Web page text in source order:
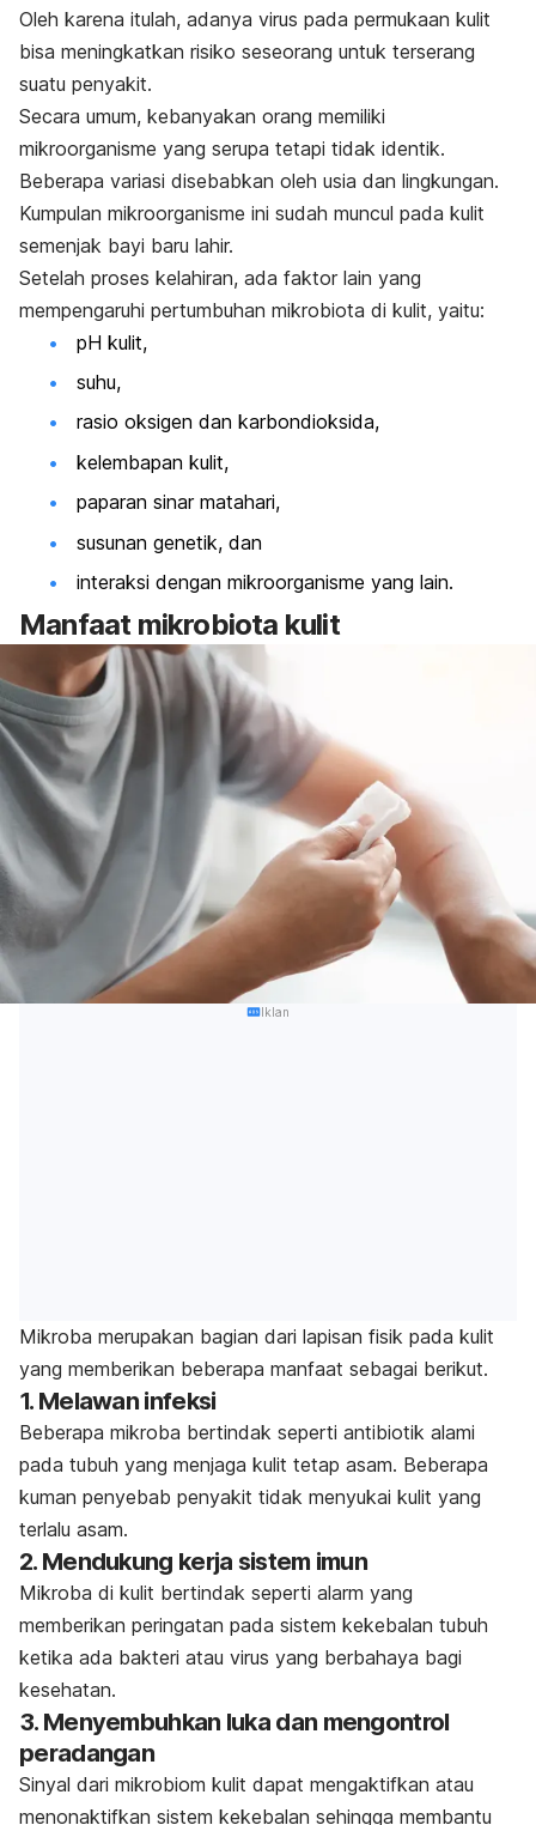
Oleh karena itulah, adanya virus pada permukaan kulit
bisa meningkatkan risiko seseorang untuk terserang
suatu penyakit.
Secara umum, kebanyakan orang memiliki
mikroorganisme yang serupa tetapi tidak identik.
Beberapa variasi disebabkan oleh usia dan lingkungan.
Kumpulan mikroorganisme ini sudah muncul pada kulit
semenjak bayi baru lahir.
Setelah proses kelahiran, ada faktor lain yang
mempengaruhi pertumbuhan mikrobiota di kulit, yaitu:
pH kulit,
suhu,
rasio oksigen dan karbondioksida,
kelembapan kulit,
paparan sinar matahari,
susunan genetik, dan
interaksi dengan mikroorganisme yang lain.
Manfaat mikrobiota kulit
Iklan
Mikroba merupakan bagian dari lapisan fisik pada kulit
yang memberikan beberapa manfaat sebagai berikut.
1. Melawan infeksi
Beberapa mikroba bertindak seperti antibiotik alami
pada tubuh yang menjaga kulit tetap asam. Beberapa
kuman penyebab penyakit tidak menyukai kulit yang
terlalu asam.
2. Mendukung kerja sistem imun
Mikroba di kulit bertindak seperti alarm yang
memberikan peringatan pada sistem kekebalan tubuh
ketika ada bakteri atau virus yang berbahaya bagi
kesehatan.
3. Menyembuhkan luka dan mengontrol
peradangan
Sinyal dari mikrobiom kulit dapat mengaktifkan atau
menonaktifkan sistem kekebalan sehingga membantu